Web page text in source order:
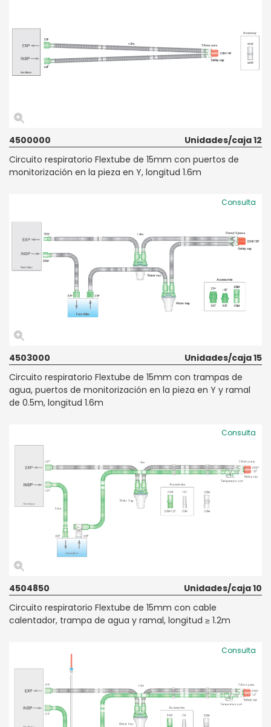
4500000
Unidades/caja 12
Circuito respiratorio Flextube de 15mm con puertos de
monitorización en la pieza en Y, longitud 1.6m
Consulta
4503000
Unidades/caja 15
Circuito respiratorio Flextube de 15mm con trampas de
agua, puertos de monitorización en la pieza en Y y ramal
de 0.5m, longitud 1.6m
Consulta
4504850
Unidades/caja 10
Circuito respiratorio Flextube de 15mm con cable
calentador, trampa de agua y ramal, longitud ≥ 1.2m
Consulta